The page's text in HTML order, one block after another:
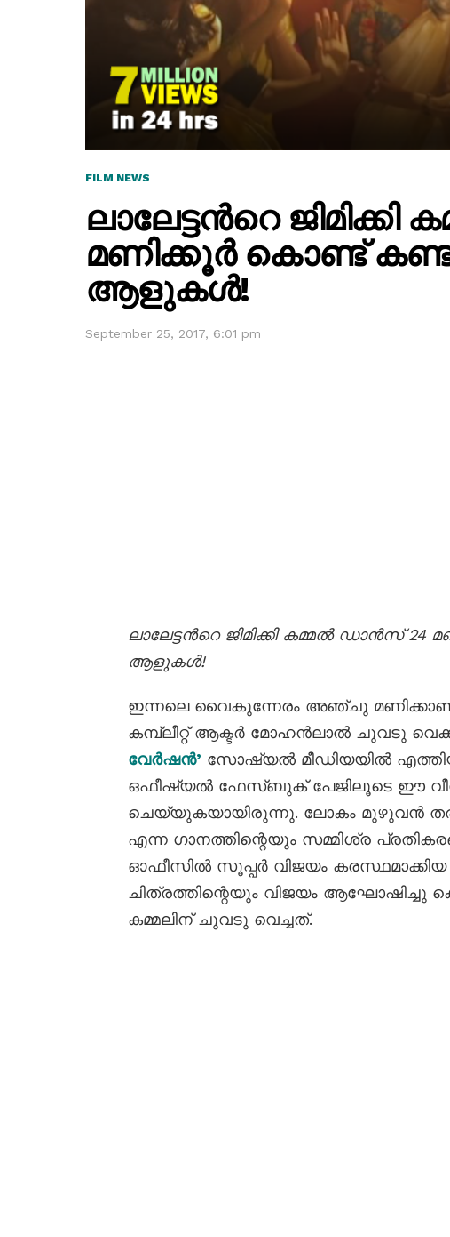
FILM NEWS
ലാലേട്ടന്‍റെ
മണിക്കൂര്‍ കൊണ്ട്
ആളുകള്‍!
September 25, 2017, 6:01 pm
ലാലേട്ടന്‍റെ ജിമിക്കി കമ്മല്‍ ഡാന്‍സ്
ആളുകള്‍!
ഇന്നലെ വൈകുന്നേരം അഞ്ചു മണിക്കാണ്
കമ്പ്ലീറ്റ് ആക്ടർ മോഹൻലാൽ ചുവടു
വേർഷൻ’ സോഷ്യൽ മീഡിയയിൽ
ഒഫീഷ്യൽ ഫേസ്ബുക് പേജിലൂടെ ഈ
ചെയ്യുകയായിരുന്നു. ലോകം മുഴുവൻ
എന്ന ഗാനത്തിന്റെയും സമ്മിശ്ര
ഓഫീസിൽ സൂപ്പർ വിജയം കരസ്ഥമാക്കിയ
ചിത്രത്തിന്റെയും വിജയം ആഘോഷിച്ചു
കമ്മലിന് ചുവടു വെച്ചത്.